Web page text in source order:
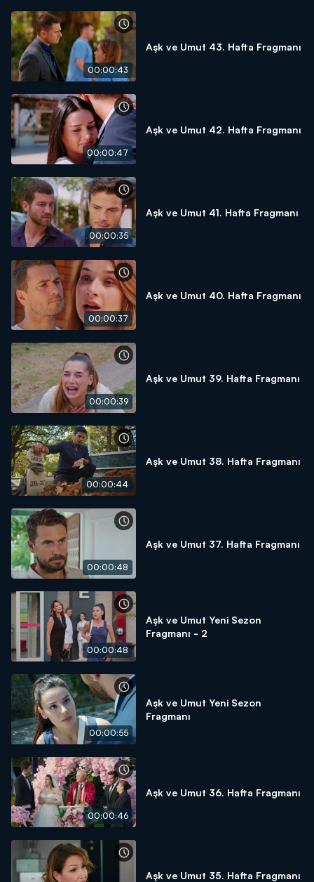
00:00:43
Aşk ve Umut 43. Hafta Fragmanı
00:00:47
Aşk ve Umut 42. Hafta Fragmanı
00:00:35
Aşk ve Umut 41. Hafta Fragmanı
00:00:37
Aşk ve Umut 40. Hafta Fragmanı
00:00:39
Aşk ve Umut 39. Hafta Fragmanı
00:00:44
Aşk ve Umut 38. Hafta Fragmanı
00:00:48
Aşk ve Umut 37. Hafta Fragmanı
00:00:48
Aşk ve Umut Yeni Sezon
Fragmanı - 2
00:00:55
Aşk ve Umut Yeni Sezon
Fragmanı
00:00:46
Aşk ve Umut 36. Hafta Fragmanı
Aşk ve Umut 35. Hafta Fragmanı